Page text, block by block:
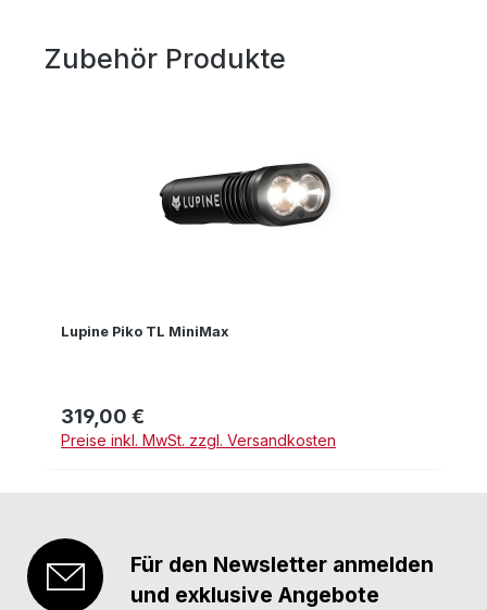
Produktgalerie überspringen
Zubehör Produkte
Lupine Piko TL MiniMax
Regulärer Preis:
319,00 €
Preise inkl. MwSt. zzgl. Versandkosten
Für den Newsletter anmelden
und exklusive Angebote